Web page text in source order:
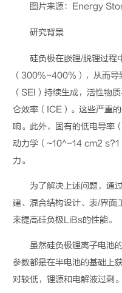
图片来源： Energy
研究背景
硅负极在嵌锂/脱锂过程
（300%-400% ） ，从而
（ SEI ）持续生成，活性物质
仑效率 （ ICE ） 。这些严重的
响。此外，固有的低电导率
动力学 （~10^-14 cm2 s?1
力。
为了解决上述问题，通
建、混合结构设计、表/界面
来提高硅负极LiBs的性能。
虽然硅负极锂离子电池
参数都是在半电池的基础上
对较低，锂源和电解液过剩。